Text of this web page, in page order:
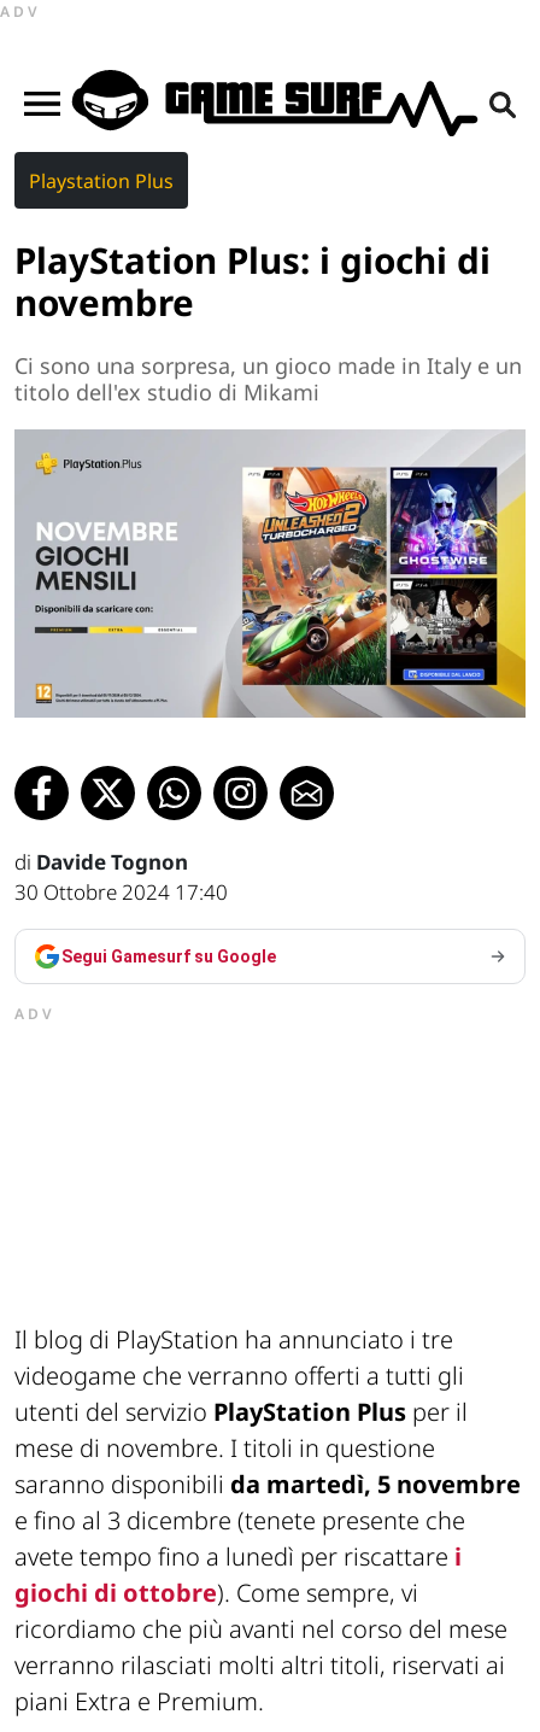
ADV
Playstation Plus
PlayStation Plus: i giochi di
novembre
Ci sono una sorpresa, un gioco made in Italy e un
titolo dell'ex studio di Mikami
di Davide Tognon
30 Ottobre 2024 17:40
Segui Gamesurf su Google
ADV
Il blog di PlayStation ha annunciato i tre
videogame che verranno offerti a tutti gli
utenti del servizio PlayStation Plus per il
mese di novembre. I titoli in questione
saranno disponibili da martedì, 5 novembre
e fino al 3 dicembre (tenete presente che
avete tempo fino a lunedì per riscattare i
giochi di ottobre). Come sempre, vi
ricordiamo che più avanti nel corso del mese
verranno rilasciati molti altri titoli, riservati ai
piani Extra e Premium.